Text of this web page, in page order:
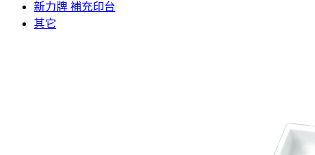
新力牌 補充印台
其它